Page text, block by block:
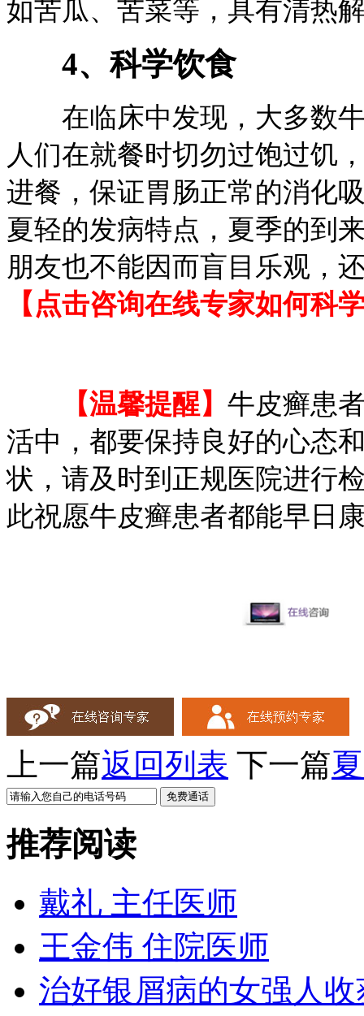
如苦瓜、苦菜等，具有清热
4、科学饮食
在临床中发现，大多数牛
人们在就餐时切勿过饱过饥
进餐，保证胃肠正常的消化
夏轻的发病特点，夏季的到
朋友也不能因而盲目乐观，
【点击咨询在线专家如何科
【温馨提醒】 牛皮癣患
活中，都要保持良好的心态
状，请及时到正规医院进行
此祝愿牛皮癣患者都能早日
上一篇返回列表 下一篇
推荐阅读
戴礼 主任医师
王金伟 住院医师
治好银屑病的女强人